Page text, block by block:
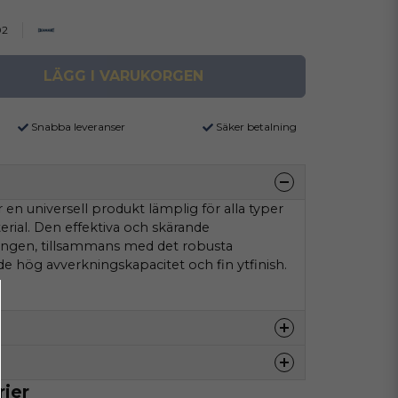
LÄGG I VARUKORGEN
Snabba leveranser Säker betalning
en universell produkt lämplig för alla typer
Den effektiva och skärande
tillsammans med det robusta
hög avverkningskapacitet och fin ytfinish.
150mm